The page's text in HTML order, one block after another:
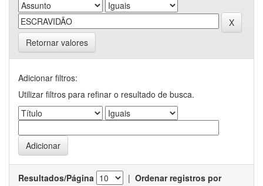
Retornar valores
Adicionar filtros:
Utilizar filtros para refinar o resultado de busca.
Resultados/Página | Ordenar registros por